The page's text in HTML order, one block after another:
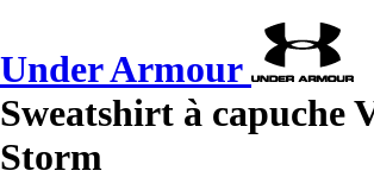
Under Armour
Sweatshirt à capuche
Storm